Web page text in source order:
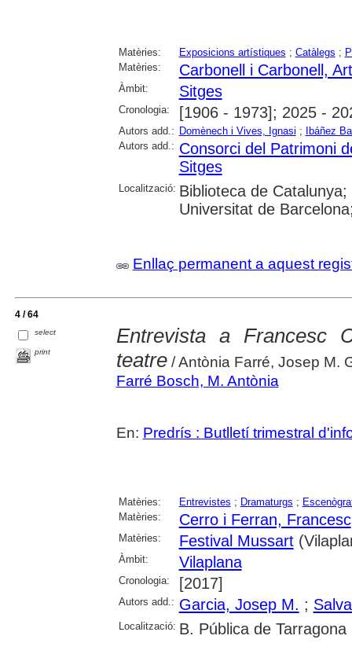
Matèries: Exposicions artístiques ; Catàlegs ;
Matèries:
Carbonell i Carbonell,
Àmbit: Sitges
Cronologia: [1906 - 1973]; 2025 -
Autors add.: Domènech i Vives, Ignasi ;
Ibáñez
Autors add.: Consorci del Patrimoni
Sitges
Localització: Biblioteca de
Universitat de
Enllaç permanent a aquest
4 / 64
select
print
Entrevista a Francesc
teatre/ Antònia Farré, Josep M.
Farré Bosch, M. Antònia
En: Predrís : Butlletí trimestral
Matèries: Entrevistes ; Dramaturgs ;
Matèries:
Cerro i Ferran, Francesc
Matèries: Festival Mussart
Àmbit: Vilaplana
Cronologia: [2017]
Autors add.: Garcia, Josep M. ;
Localització: B. Pública de Tarragona